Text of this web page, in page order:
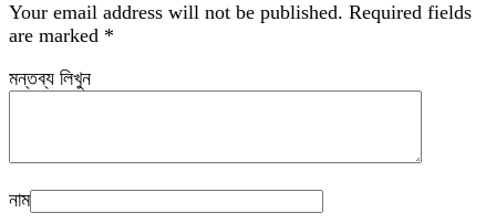
Your email address will not be published. Required fields
are marked *
মন্তব্য লিখুন
নাম